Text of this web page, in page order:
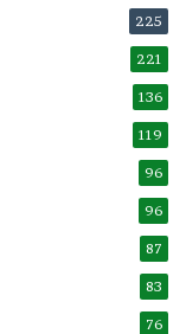
225
221
136
119
96
96
87
83
76